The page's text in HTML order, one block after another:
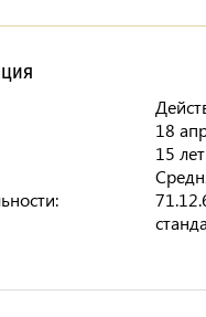
18
15 лет